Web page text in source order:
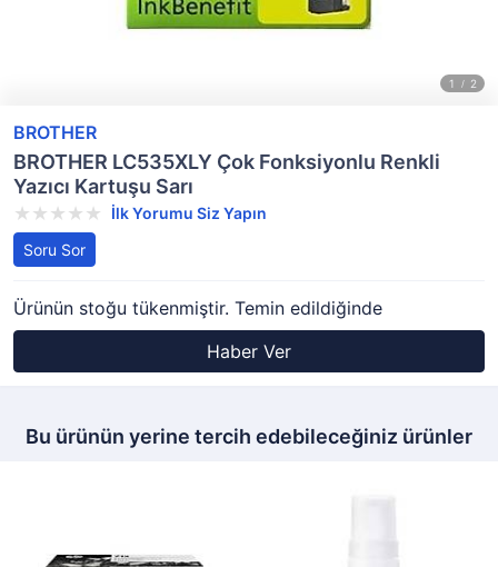
BROTHER
BROTHER LC535XLY Çok Fonksiyonlu Renkli
Yazıcı Kartuşu Sarı
İlk Yorumu Siz Yapın
Soru Sor
Ürünün stoğu tükenmiştir. Temin edildiğinde
Haber Ver
Bu ürünün yerine tercih edebileceğiniz ürünler